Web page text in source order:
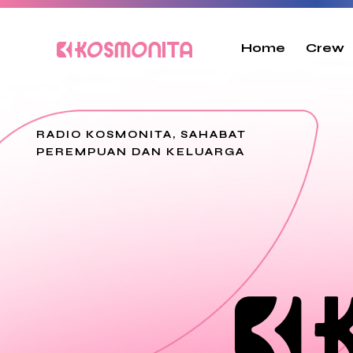
Home Crew
RADIO KOSMONITA, SAHABAT
PEREMPUAN DAN KELUARGA